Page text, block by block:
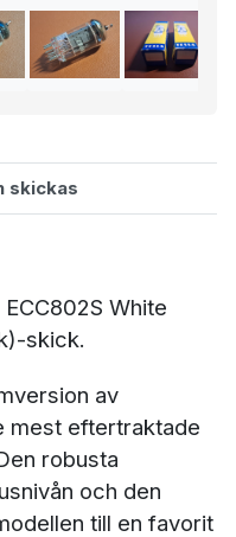
skickas
White
skick.
av
mest eftertraktade
robusta
och den
till en favorit